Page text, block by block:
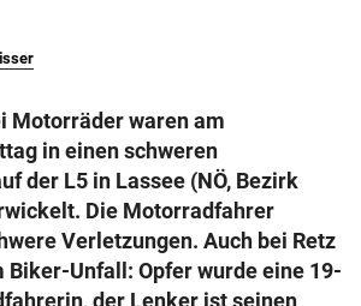
Motorräder waren am
in einen schweren
der L5 in Lassee (NÖ, Bezirk
Die Motorradfahrer
Verletzungen. Auch bei Retz
Biker-Unfall: Opfer wurde eine 19-
der Lenker ist seinen